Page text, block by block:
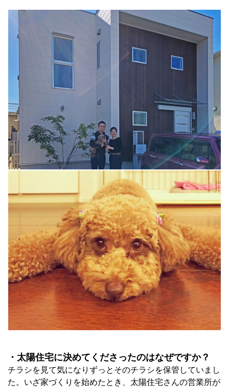
・太陽住宅に決めてくださったのはなぜですか？
チラシを見て気になりずっとそのチラシを保管していまし
た。いざ家づくりを始めたとき、太陽住宅さんの営業所が